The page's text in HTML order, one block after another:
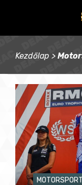
Kezdőlap >
MOTORSPORT